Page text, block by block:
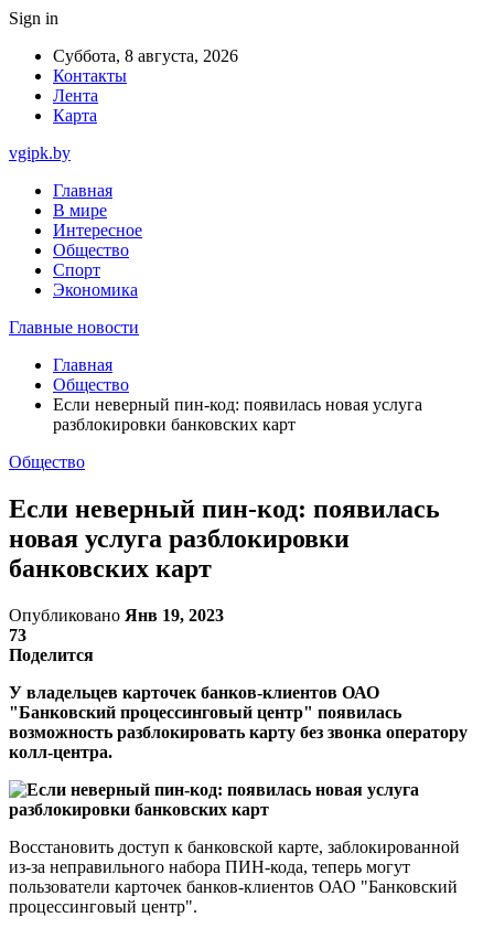
Sign in
Суббота, 8 августа, 2026
Контакты
Лента
Карта
vgipk.by
Главная
В мире
Интересное
Общество
Спорт
Экономика
Главные новости
Главная
Общество
Если неверный пин-код: появилась новая услуга
разблокировки банковских карт
Общество
Если неверный пин-код: появилась
новая услуга разблокировки
банковских карт
Опубликовано Янв 19, 2023
73
Поделится
У владельцев карточек банков-клиентов ОАО
"Банковский процессинговый центр" появилась
возможность разблокировать карту без звонка оператору
колл-центра.
Восстановить доступ к банковской карте, заблокированной
из-за неправильного набора ПИН-кода, теперь могут
пользователи карточек банков-клиентов ОАО "Банковский
процессинговый центр".